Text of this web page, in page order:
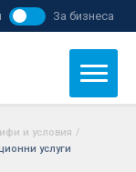
За бизнеса
и условия /
услуги